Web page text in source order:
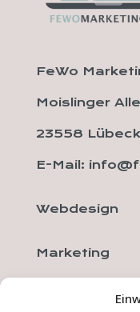
FeWo
Moislinger
23558 Lübeck
E-Mail:
Webdesign
Marketing